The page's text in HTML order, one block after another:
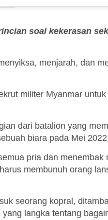
soal kekerasan
menjarah, dan
militer Myanmar
dari batalion yang
biara pada Mei
pria dan menembak
membunuh orang
seorang kopral,
langka tentang